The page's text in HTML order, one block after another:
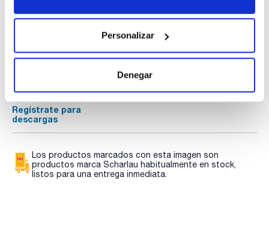
Personalizar
Denegar
Las cubetas de precisión de Hellma® tienen bordes
biselados que permiten un manejo seguro y cómodo.
Además, se minimiza el riesgo de astillamiento.
TDS / Ficha técnica
COA
Regístrate para
descargas
SDS/ Hoja de seguridad
Regístrate para
descargas
Los productos marcados con esta imagen son
productos marca Scharlau habitualmente en stock,
listos para una entrega inmediata.